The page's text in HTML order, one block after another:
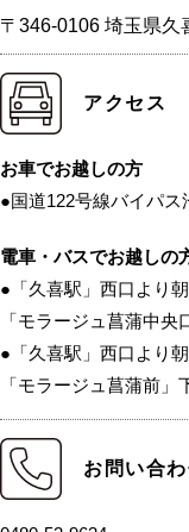
〒346-0106 埼玉県久
アクセス
お車でお越しの方
●国道122号線バイパス
電車・バスでお越しの
●「久喜駅」西口より朝
「モラージュ菖蒲中
●「久喜駅」西口より
「モラージュ菖蒲前」
お問い合